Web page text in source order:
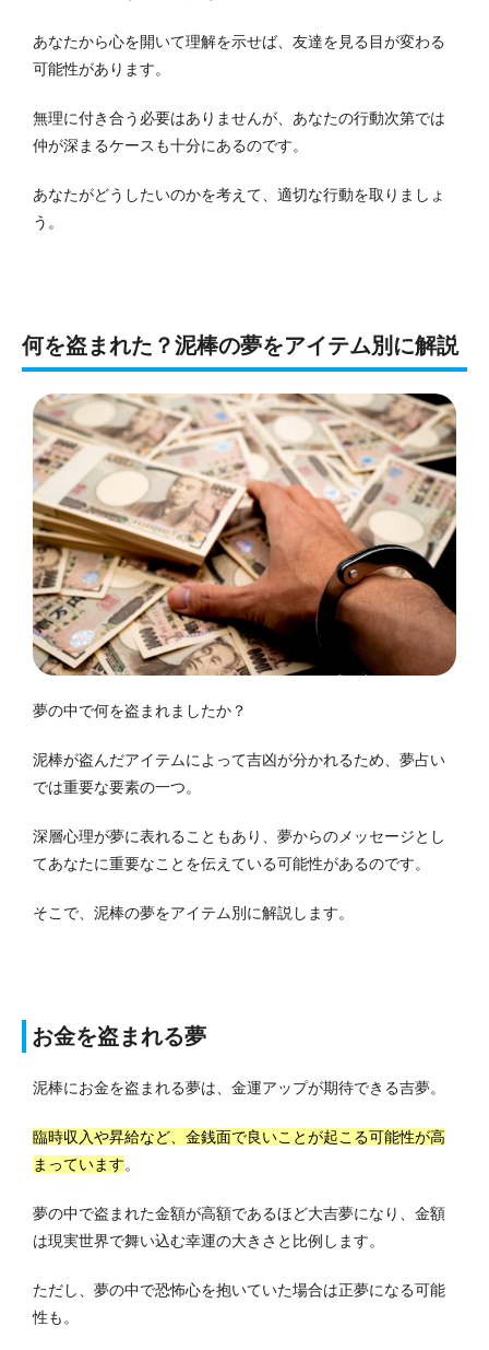
あなたから心を開いて理解を示せば、友達を見る目が変わる
可能性があります。
無理に付き合う必要はありませんが、あなたの行動次第では
仲が深まるケースも十分にあるのです。
あなたがどうしたいのかを考えて、適切な行動を取りましょ
う。
何を盗まれた？泥棒の夢をアイテム別に解説
夢の中で何を盗まれましたか？
泥棒が盗んだアイテムによって吉凶が分かれるため、夢占い
では重要な要素の一つ。
深層心理が夢に表れることもあり、夢からのメッセージとし
てあなたに重要なことを伝えている可能性があるのです。
そこで、泥棒の夢をアイテム別に解説します。
お金を盗まれる夢
泥棒にお金を盗まれる夢は、金運アップが期待できる吉夢。
臨時収入や昇給など、金銭面で良いことが起こる可能性が高
まっています。
夢の中で盗まれた金額が高額であるほど大吉夢になり、金額
は現実世界で舞い込む幸運の大きさと比例します。
ただし、夢の中で恐怖心を抱いていた場合は正夢になる可能
性も。